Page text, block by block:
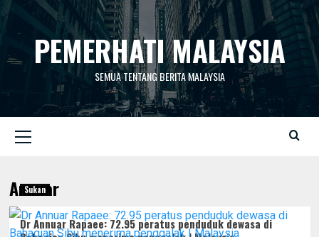
Skip
contentPEMERHATI MALAYSIA
SEMUA TENTANG BERITA MALAYSIA
Menu
Annuar
Sukan
Dr Annuar Rapaee: 72.95 peratus penduduk dewasa di